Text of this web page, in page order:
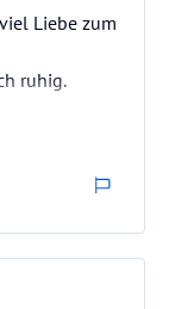
Liebe zum
ruhig.